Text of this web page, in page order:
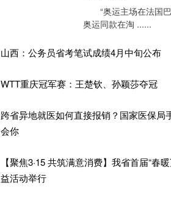
“奥运主场在法国
奥运同款在淘 ......
山西：公务员省考笔试成绩4月中旬公布
WTT重庆冠军赛：王楚钦、孙颖莎夺冠
跨省异地就医如何直接报销？国家医保局
会你
【聚焦3·15 共筑满意消费】我省首届“春
益活动举行